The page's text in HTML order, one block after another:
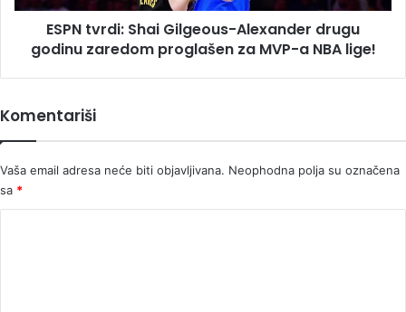
proglašen
MVP-
ESPN tvrdi: Shai Gilgeous-Alexander drugu
godinu zaredom proglašen za MVP-a NBA lige!
Komentariši
Vaša email adresa neće biti objavljivana. Neophodna polja su označena
sa *